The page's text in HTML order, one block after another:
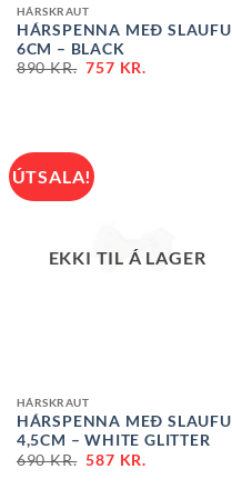
HÁRSKRAUT
HÁRSPENNA MEÐ SLAUFU
6CM – BLACK
890KR. 757 KR.
ÚTSALA!
EKKI TIL Á LAGER
HÁRSKRAUT
HÁRSPENNA MEÐ SLAUFU
4,5CM – WHITE GLITTER
690KR. 587 KR.